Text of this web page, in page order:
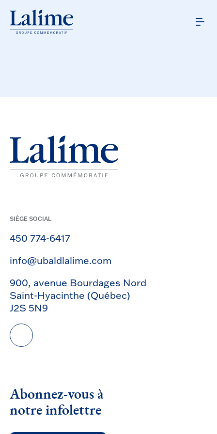
SIÈGE SOCIAL
450 774-6417
info@ubaldlalime.com
900, avenue Bourdages Nord
Saint-Hyacinthe (Québec)
J2S 5N9
Abonnez-vous à
notre infolettre